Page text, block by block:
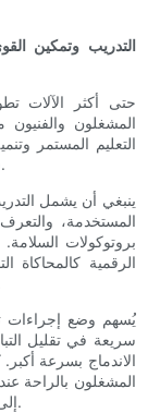
التدريب وتمكين
حتى أكثر الآلات
المشغلون والفنيون
التعليم المستمر
فعالية لزيادة كفاءة آلات إنتاج رغوة البولي يوريثان.
ينبغي أن يشمل
المستخدمة، والتعرف
بروتوكولات
الرقمية كالمحاكاة
يُسهم وضع إجراءات
سريعة في تقليل
الاندماج بسرعة
المشغلون بالراحة
إلى الكشف المبكر عن المشكلات وتحسين العمليات.